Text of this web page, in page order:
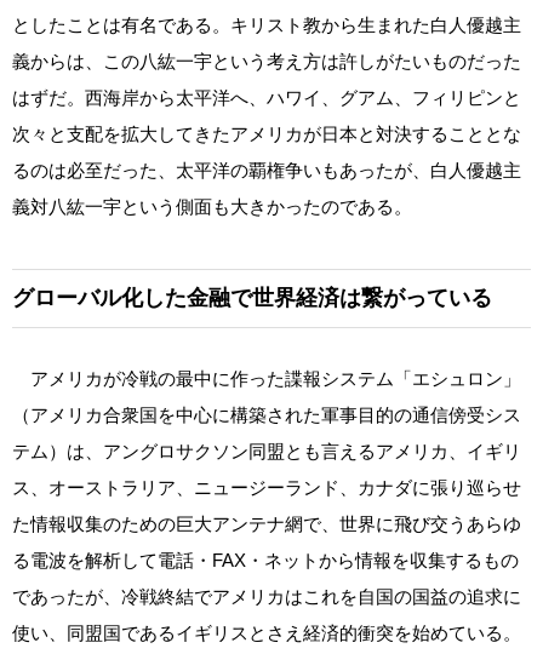
としたことは有名である。キリスト教から生まれた白人優越主
義からは、この八紘一宇という考え方は許しがたいものだった
はずだ。西海岸から太平洋へ、ハワイ、グアム、フィリピンと
次々と支配を拡大してきたアメリカが日本と対決することとな
るのは必至だった、太平洋の覇権争いもあったが、白人優越主
義対八紘一宇という側面も大きかったのである。
グローバル化した金融で世界経済は繋がっている
アメリカが冷戦の最中に作った諜報システム「エシュロン」
（アメリカ合衆国を中心に構築された軍事目的の通信傍受シス
テム）は、アングロサクソン同盟とも言えるアメリカ、イギリ
ス、オーストラリア、ニュージーランド、カナダに張り巡らせ
た情報収集のための巨大アンテナ網で、世界に飛び交うあらゆ
る電波を解析して電話・FAX・ネットから情報を収集するもの
であったが、冷戦終結でアメリカはこれを自国の国益の追求に
使い、同盟国であるイギリスとさえ経済的衝突を始めている。